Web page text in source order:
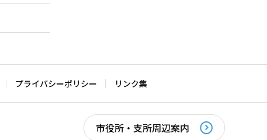
プライバシーポリシー リンク集
市役所・支所周辺案内